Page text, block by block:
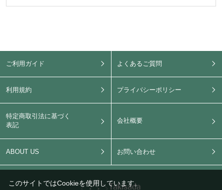
ご利用ガイド よくあるご質問
利用規約 プライバシーポリシー
特定商取引法に基づく
表記
会社概要
ABOUT US お問い合わせ
このサイトではCookieを使用しています。